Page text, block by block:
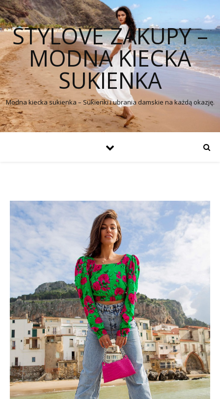
STYLOVE ZAKUPY –
MODNA KIECKA
SUKIENKA
Modna kiecka sukienka – Sukienki i ubrania damskie na każdą okazję.